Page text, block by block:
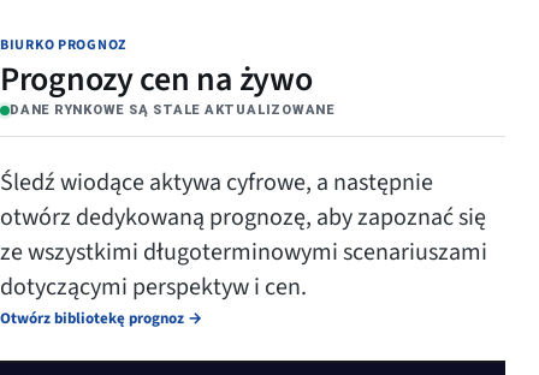
BIURKO PROGNOZ
Prognozy cen na żywo
DANE RYNKOWE SĄ STALE AKTUALIZOWANE
Śledź wiodące aktywa cyfrowe, a następnie
otwórz dedykowaną prognozę, aby zapoznać się
ze wszystkimi długoterminowymi scenariuszami
dotyczącymi perspektyw i cen.
Otwórz bibliotekę prognoz →